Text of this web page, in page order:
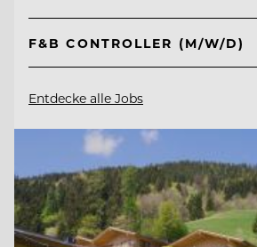
F&B CONTROLLER (M/W/D)
Entdecke alle Jobs